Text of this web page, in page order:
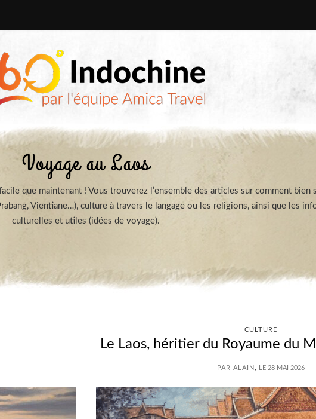
Voyage au Laos
que maintenant ! Vous trouverez l’ensemble des articles sur comment bien
Vientiane…), culture à travers le langage ou les religions, ainsi que les
culturelles et utiles (idées de voyage).
CULTURE
Le Laos, héritier du Royaume du
PAR ALAIN , LE 28 MAI 2026